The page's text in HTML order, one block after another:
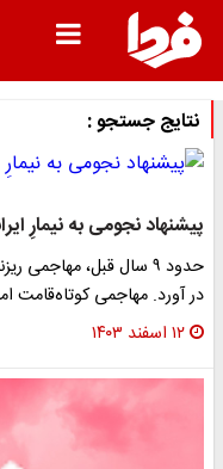
نتایج جستجو :
پیشنهاد نجومی به نیمارِ
حدود ۹ سال قبل،
در آورد. مهاجمی کوتاه‌قامت
۱۲ اسفند ۱۴۰۳